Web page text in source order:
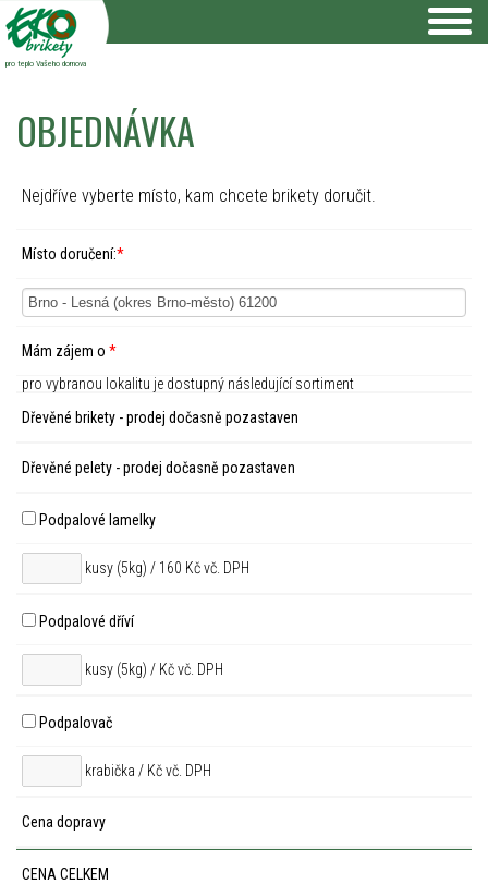
pro teplo Vašeho domova
OBJEDNÁVKA
Nejdříve vyberte místo, kam chcete brikety doručit.
Místo doručení:*
Mám zájem o *
pro vybranou lokalitu je dostupný následující sortiment
Dřevěné brikety - prodej dočasně pozastaven
Dřevěné pelety - prodej dočasně pozastaven
Podpalové lamelky
kusy (5kg) / 160 Kč vč. DPH
Podpalové dříví
kusy (5kg) / Kč vč. DPH
Podpalovač
krabička / Kč vč. DPH
Cena dopravy
CENA CELKEM